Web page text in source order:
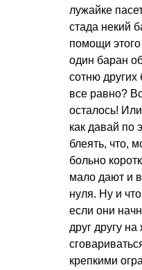
лужайке
стада некий
помощи этого
один баран
сотню
все равно?
осталось!
как давай по
блеять, что,
больно
мало дают и
нуля. Ну и
если они
друг другу
крепкими